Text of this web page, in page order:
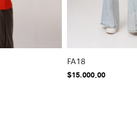
FA18
$15.000,00